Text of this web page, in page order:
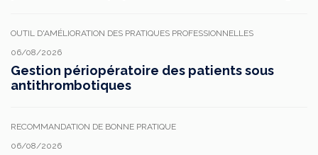
OUTIL D'AMÉLIORATION DES PRATIQUES PROFESSIONNELLES
06/08/2026
Gestion périopératoire des patients sous
antithrombotiques
RECOMMANDATION DE BONNE PRATIQUE
06/08/2026